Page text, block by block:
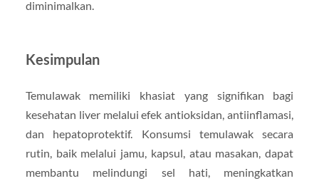
diminimalkan.
Kesimpulan
Temulawak memiliki khasiat yang signifikan bagi
kesehatan liver melalui efek antioksidan, antiinflamasi,
dan hepatoprotektif. Konsumsi temulawak secara
rutin, baik melalui jamu, kapsul, atau masakan, dapat
membantu melindungi sel hati, meningkatkan